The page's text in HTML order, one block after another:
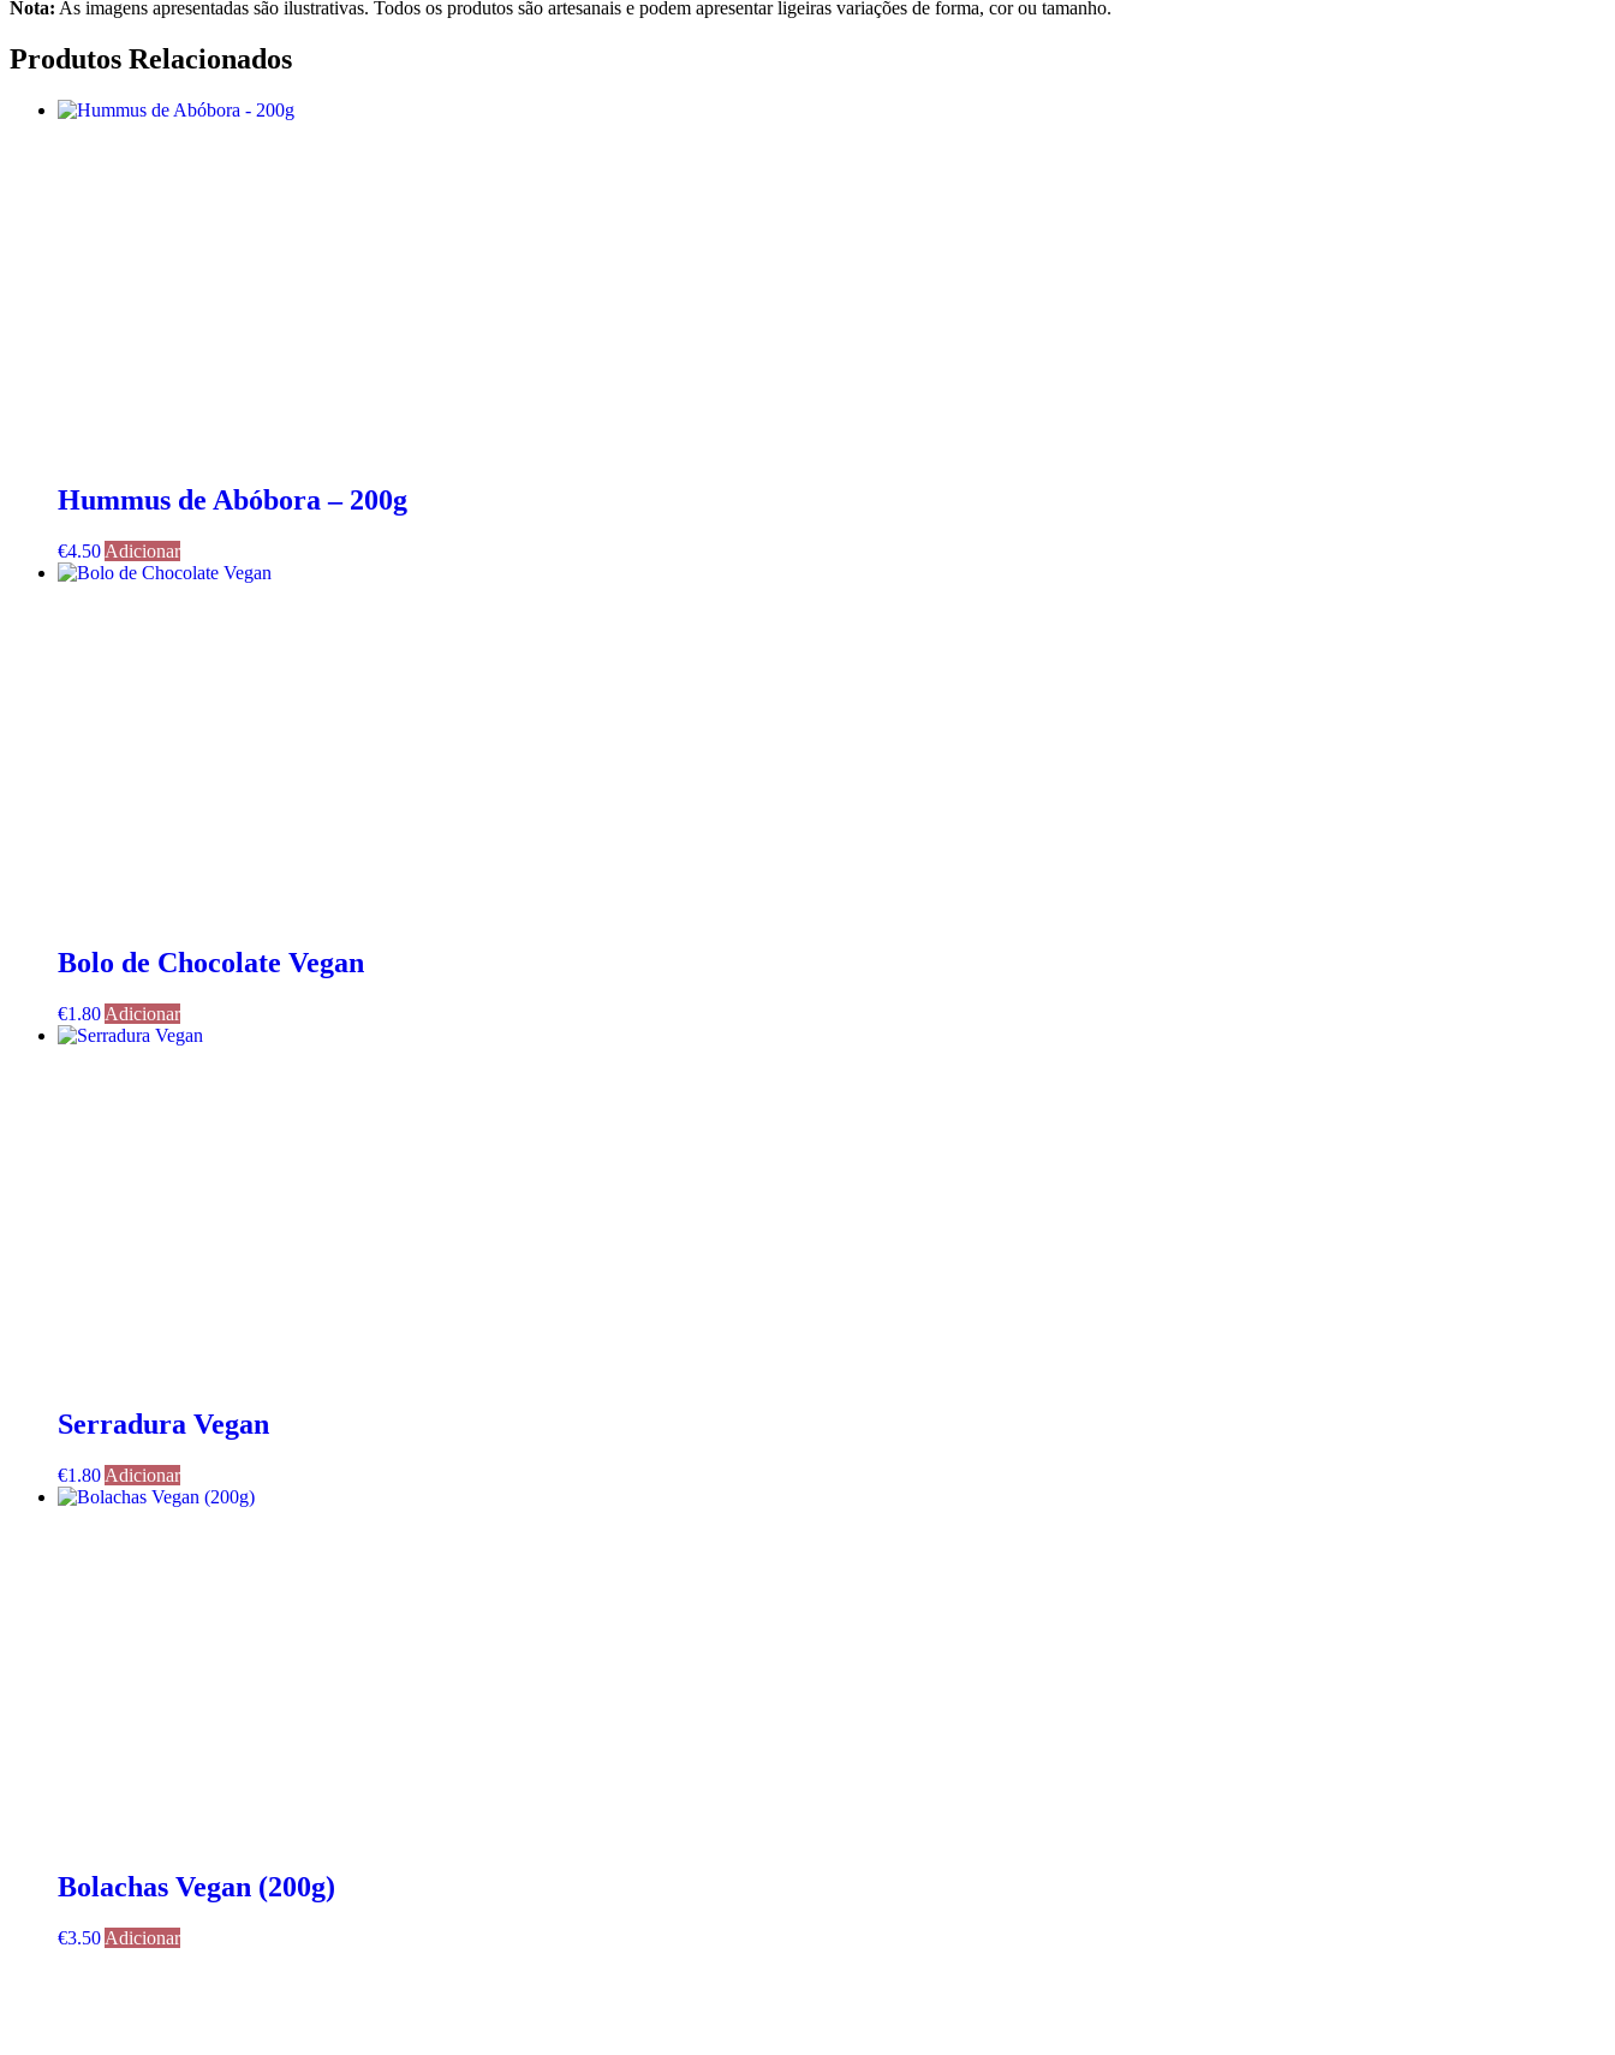
Nota: As imagens apresentadas são ilustrativas. Todos os produtos são artesanais e podem apresentar ligeiras variações de forma, cor ou tamanho.
Produtos Relacionados
Hummus de Abóbora – 200g
€4.50 Adicionar
Bolo de Chocolate Vegan
€1.80 Adicionar
Serradura Vegan
€1.80 Adicionar
Bolachas Vegan (200g)
€3.50 Adicionar